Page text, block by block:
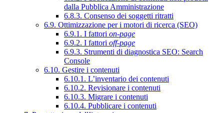
dalla Pubblica Amministrazione
6.8.3. Consenso dei soggetti ritratti
6.9. Ottimizzazione per i motori di ricerca (SEO)
6.9.1. I fattori on-page
6.9.2. I fattori off-page
6.9.3. Strumenti di diagnostica SEO: Search
Console
6.10. Gestire i contenuti
6.10.1. L’inventario dei contenuti
6.10.2. Revisionare i contenuti
6.10.3. Migrare i contenuti
6.10.4. Pubblicare i contenuti